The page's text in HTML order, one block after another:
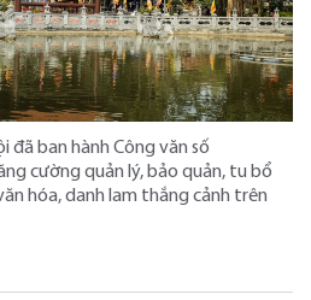
đã ban hành Công văn số
cường quản lý, bảo quản, tu bổ
hóa, danh lam thắng cảnh trên